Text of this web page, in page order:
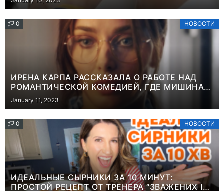
0 НОВОСТИ
ИРЕНА КАРПА РАССКАЗАЛА О РАБОТЕ НАД
РОМАНТИЧЕСКОЙ КОМЕДИЕЙ, ГДЕ МИШИНА В
РОЛИ МАТЕРИ-ОДИНОЧКИ
January 11, 2023
0 НОВОСТИ
ИДЕАЛЬНЫЕ СЫРНИКИ ЗА 10 МИНУТ:
ПРОСТОЙ РЕЦЕПТ ОТ ТРЕНЕРА “ЗВАЖЕНИХ І